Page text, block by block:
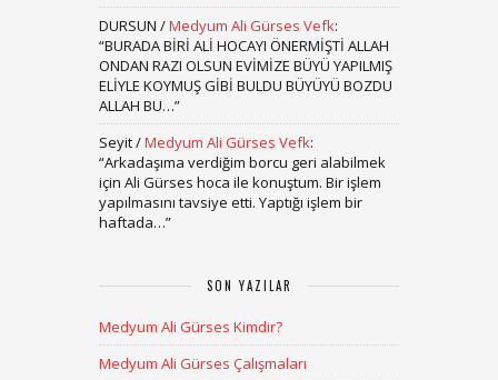
DURSUN /Medyum Ali Gürses Vefk:
“BURADA BİRİ ALİ HOCAYI ÖNERMİŞTİ ALLAH
ONDAN RAZI OLSUN EVİMİZE BÜYÜ YAPILMIŞ
ELİYLE KOYMUŞ GİBİ BULDU BÜYÜYÜ BOZDU
ALLAH BU…”
Seyit/Medyum Ali Gürses Vefk:
“Arkadaşıma verdiğim borcu geri alabilmek
için Ali Gürses hoca ile konuştum. Bir işlem
yapılmasını tavsiye etti. Yaptığı işlem bir
haftada…”
SON YAZILAR
Medyum Ali Gürses Kimdir?
Medyum Ali Gürses Çalışmaları